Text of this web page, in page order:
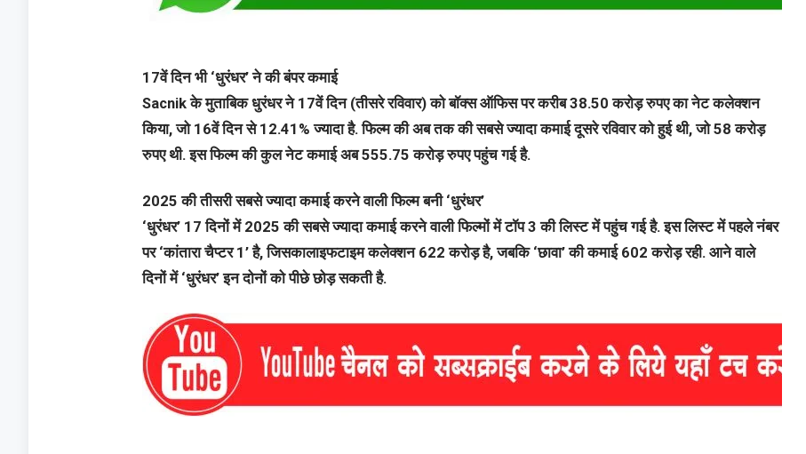
17वें दिन भी ‘धुरंधर’ ने की बंपर कमाई
Sacnik के मुताबिक धुरंधर ने 17वें दिन (तीसरे रविवार) को बॉक्स ऑफिस पर करीब 38.50 करोड़ रुपए का नेट कलेक्शन
किया, जो 16वें दिन से 12.41% ज्यादा है. फिल्म की अब तक की सबसे ज्यादा कमाई दूसरे रविवार को हुई थी, जो 58 करोड़
रुपए थी. इस फिल्म की कुल नेट कमाई अब 555.75 करोड़ रुपए पहुंच गई है.
2025 की तीसरी सबसे ज्यादा कमाई करने वाली फिल्म बनी ‘धुरंधर’
‘धुरंधर’ 17 दिनों में 2025 की सबसे ज्यादा कमाई करने वाली फिल्मों में टॉप 3 की लिस्ट में पहुंच गई है. इस लिस्ट में पहले नंबर
पर ‘कांतारा चैप्टर 1’ है, जिसकालाइफटाइम कलेक्शन 622 करोड़ है, जबकि ‘छावा’ की कमाई 602 करोड़ रही. आने वाले
दिनों में ‘धुरंधर’ इन दोनों को पीछे छोड़ सकती है.